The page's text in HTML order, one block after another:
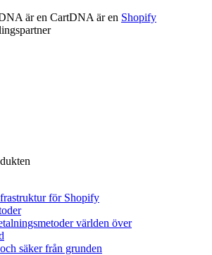
är en CartDNA är en Shopify
för Shopify
världen över
säker från grunden